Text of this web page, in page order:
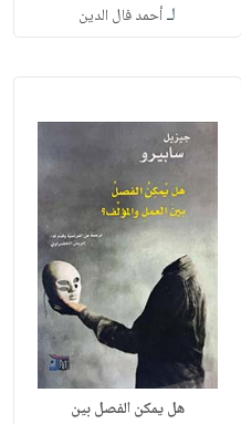
لـأحمد فال الدين
هل يمكن الفصل بين